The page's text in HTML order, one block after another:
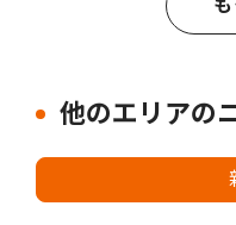
他のエリアの